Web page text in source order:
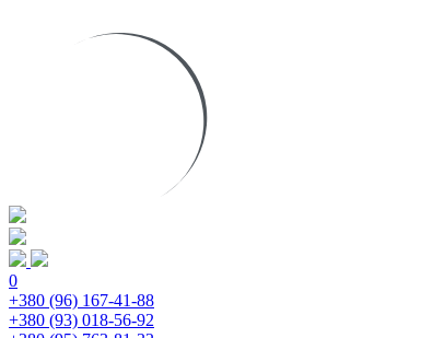
0
+380 (96) 167-41-88
+380 (93) 018-56-92